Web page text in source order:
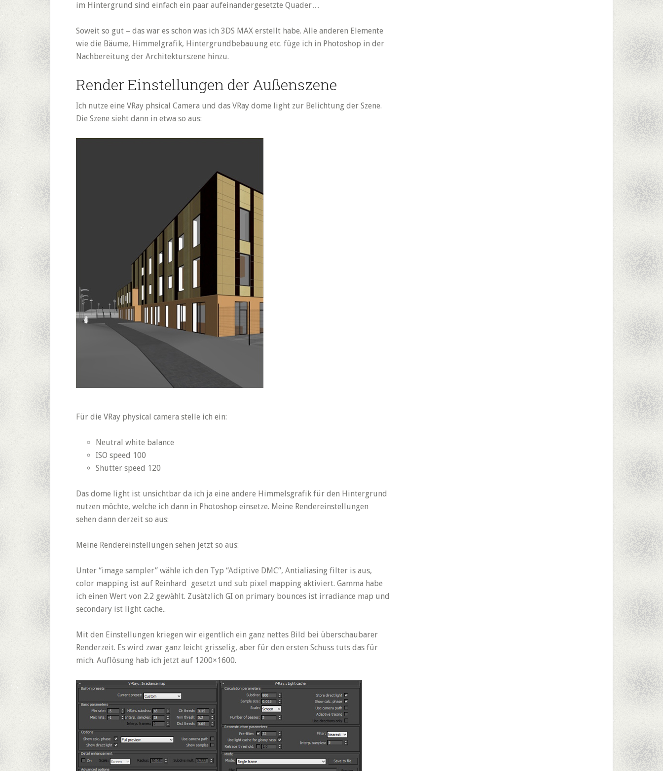
im Hintergrund sind einfach ein paar aufeinandergesetzte Quader…
Soweit so gut – das war es schon was ich 3DS MAX erstellt habe. Alle anderen Elemente
wie die Bäume, Himmelgrafik, Hintergrundbebauung etc. füge ich in Photoshop in der
Nachbereitung der Architekturszene hinzu.
Render Einstellungen der Außenszene
Ich nutze eine VRay phsical Camera und das VRay dome light zur Belichtung der Szene.
Die Szene sieht dann in etwa so aus:
Für die VRay physical camera stelle ich ein:
Neutral white balance
ISO speed 100
Shutter speed 120
Das dome light ist unsichtbar da ich ja eine andere Himmelsgrafik für den Hintergrund
nutzen möchte, welche ich dann in Photoshop einsetze. Meine Rendereinstellungen
sehen dann derzeit so aus:
Meine Rendereinstellungen sehen jetzt so aus:
Unter “image sampler” wähle ich den Typ “Adiptive DMC”, Antialiasing filter is aus,
color mapping ist auf Reinhard gesetzt und sub pixel mapping aktiviert. Gamma habe
ich einen Wert von 2.2 gewählt. Zusätzlich GI on primary bounces ist irradiance map und
secondary ist light cache..
Mit den Einstellungen kriegen wir eigentlich ein ganz nettes Bild bei überschaubarer
Renderzeit. Es wird zwar ganz leicht grisselig, aber für den ersten Schuss tuts das für
mich. Auflösung hab ich jetzt auf 1200×1600.